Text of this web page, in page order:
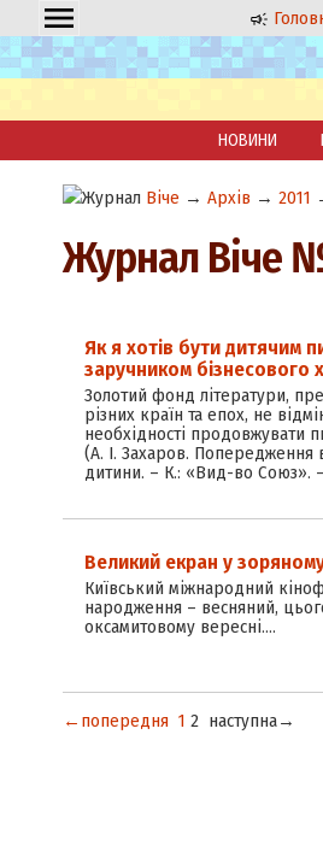
НОВИНИ
Віче → Архів → 2011
Журнал Віче
Як я хотів бути дитячим
заручником бізнесового
Золотий фонд літератури,
різних країн та епох, не
необхідності продовжувати
(А. І. Захаров. Попередження
дитини. – К.: «Вид-во Союз».
Великий екран у зоряному
Київський міжнародний
народження – весняний,
оксамитовому вересні.…
←попередня 1 2 наступна→